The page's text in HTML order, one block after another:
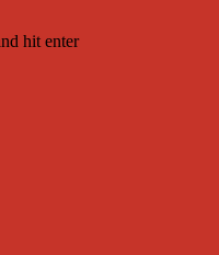
hit enter